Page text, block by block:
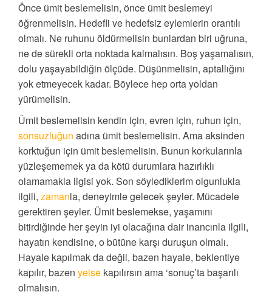
Önce ümit beslemelisin, önce ümit beslemeyi
öğrenmelisin. Hedefli ve hedefsiz eylemlerin orantılı
olmalı. Ne ruhunu öldürmelisin bunlardan biri uğruna,
ne de sürekli orta noktada kalmalısın. Boş yaşamalısın,
dolu yaşayabildiğin ölçüde. Düşünmelisin, aptallığını
yok etmeyecek kadar. Böylece hep orta yoldan
yürümelisin.
Ümit beslemelisin kendin için, evren için, ruhun için,
sonsuzluğun adına ümit beslemelisin. Ama aksinden
korktuğun için ümit beslemelisin. Bunun korkularınla
yüzleşememek ya da kötü durumlara hazırlıklı
olamamakla ilgisi yok. Son söylediklerim olgunlukla
ilgili, zamanla, deneyimle gelecek şeyler. Mücadele
gerektiren şeyler. Ümit beslemekse, yaşamını
bitirdiğinde her şeyin iyi olacağına dair inancınla ilgili,
hayatın kendisine, o bütüne karşı duruşun olmalı.
Hayale kapılmak da değil, bazen hayale, beklentiye
kapılır, bazen yeise kapılırsın ama ‘sonuç’ta başarılı
olmalısın.